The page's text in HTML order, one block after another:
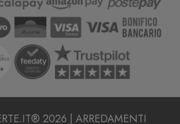
2026 | ARREDAMENTI